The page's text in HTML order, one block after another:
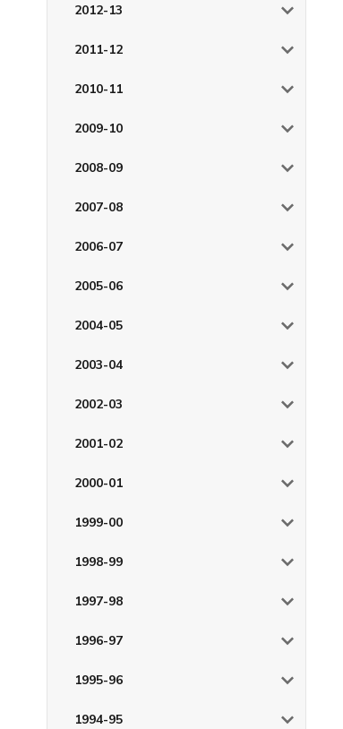
2012-13
2011-12
2010-11
2009-10
2008-09
2007-08
2006-07
2005-06
2004-05
2003-04
2002-03
2001-02
2000-01
1999-00
1998-99
1997-98
1996-97
1995-96
1994-95